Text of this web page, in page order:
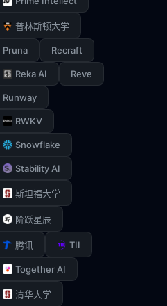
普林斯顿大学
Pruna Recraft
Reka AI Reve
Runway
RWKV
Snowflake
Stability AI
斯坦福大学
阶跃星辰
腾讯 TII
Together AI
清华大学